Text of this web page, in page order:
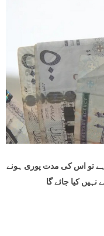
تو اس کی مدت پوری ہونے
نہیں کیا جائے گا